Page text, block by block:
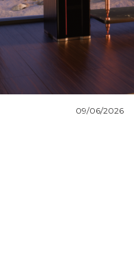
09/06/2026